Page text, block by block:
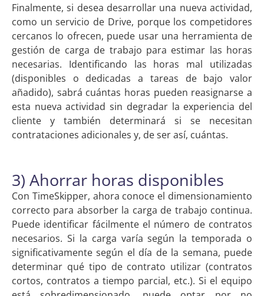
Finalmente, si desea desarrollar una nueva actividad,
como un servicio de Drive, porque los competidores
cercanos lo ofrecen, puede usar una herramienta de
gestión de carga de trabajo para estimar las horas
necesarias. Identificando las horas mal utilizadas
(disponibles o dedicadas a tareas de bajo valor
añadido), sabrá cuántas horas pueden reasignarse a
esta nueva actividad sin degradar la experiencia del
cliente y también determinará si se necesitan
contrataciones adicionales y, de ser así, cuántas.
3) Ahorrar horas disponibles
Con TimeSkipper, ahora conoce el dimensionamiento
correcto para absorber la carga de trabajo continua.
Puede identificar fácilmente el número de contratos
necesarios. Si la carga varía según la temporada o
significativamente según el día de la semana, puede
determinar qué tipo de contrato utilizar (contratos
cortos, contratos a tiempo parcial, etc.). Si el equipo